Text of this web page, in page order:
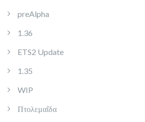
preAlpha
1.36
ETS2 Update
1.35
WIP
Πτολεμαΐδα